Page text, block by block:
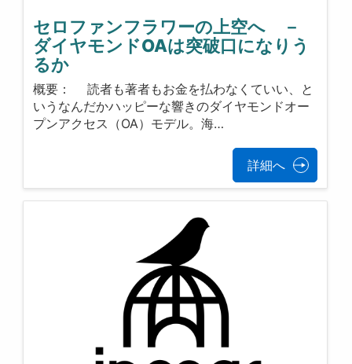
セロファンフラワーの上空へ －
ダイヤモンドOAは突破口になりう
るか
概要： 読者も著者もお金を払わなくていい、と
いうなんだかハッピーな響きのダイヤモンドオー
プンアクセス（OA）モデル。海…
詳細へ